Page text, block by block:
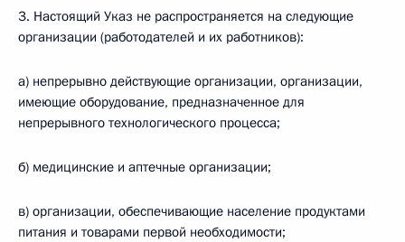
3. Настоящий Указ не распространяется на следующие
организации (работодателей и их работников):
а) непрерывно действующие организации, организации,
имеющие оборудование, предназначенное для
непрерывного технологического процесса;
б) медицинские и аптечные организации;
в) организации, обеспечивающие население продуктами
питания и товарами первой необходимости;